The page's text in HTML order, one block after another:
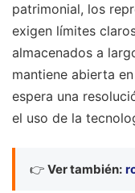
patrimonial, los
exigen límites
almacenados a
mantiene abierta
espera una
el uso de la
👉 Ver también: